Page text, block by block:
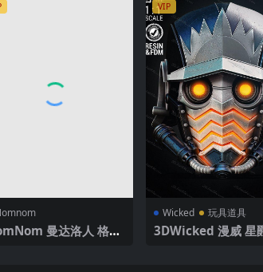
曼达洛人 格洛
VIP
Wicked 玩具道具
3DWicked 漫威 星